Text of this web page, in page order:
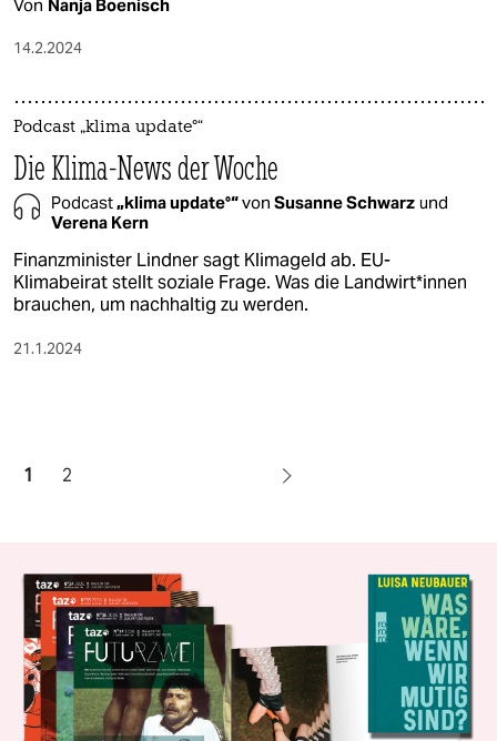
Von Nanja Boenisch
14.2.2024
Podcast „klima update°“
Die Klima-News der Woche
Podcast„klima update°“von Susanne Schwarz und
Verena Kern
Finanzminister Lindner sagt Klimageld ab. EU-
Klimabeirat stellt soziale Frage. Was die Land­wir­t*in­nen
brauchen, um nachhaltig zu werden.
21.1.2024
1 2